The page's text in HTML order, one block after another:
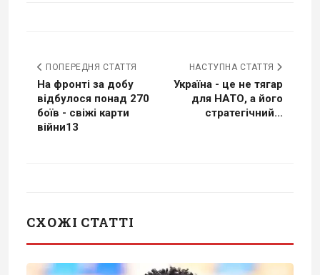
ПОПЕРЕДНЯ СТАТТЯ
На фронті за добу
відбулося понад 270
боїв - свіжі карти
війни13
НАСТУПНА СТАТТЯ
Україна - це не тягар
для НАТО, а його
стратегічний...
СХОЖІ СТАТТІ